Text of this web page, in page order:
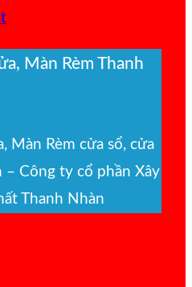
Màn Rèm Thanh
Màn Rèm cửa sổ, cửa
– Công ty cổ phần Xây
Thanh Nhàn